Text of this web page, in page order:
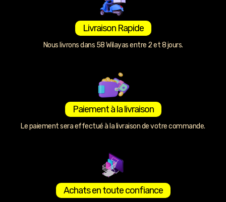
Livraison Rapide
Nous livrons dans 58 Wilayas entre 2 et 8 jours.
Paiement à la livraison
Le paiement sera effectué à la livraison de votre commande.
Achats en toute confiance